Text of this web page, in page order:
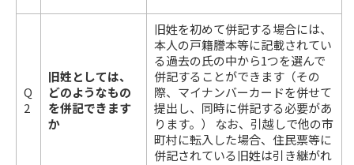
Q
2
旧姓としては、
どのようなもの
を併記できます
か
旧姓を初めて併記する場合には、
本人の戸籍謄本等に記載されてい
る過去の氏の中から1つを選んで
併記することができます（その
際、マイナンバーカードを併せて
提出し、同時に併記する必要があ
ります。） なお、引越しで他の市
町村に転入した場合、住民票等に
併記されている旧姓は引き継がれ